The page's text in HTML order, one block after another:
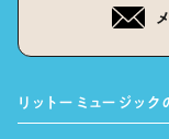
リットーミュージック